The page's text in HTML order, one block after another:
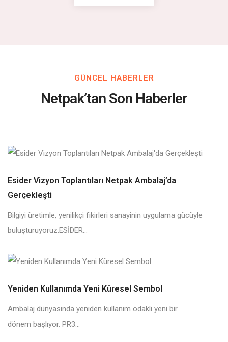
GÜNCEL HABERLER
Netpak’tan Son Haberler
Esider Vizyon Toplantıları Netpak Ambalaj’da
Gerçekleşti
Bilgiyi üretimle, yenilikçi fikirleri sanayinin uygulama gücüyle
buluşturuyoruz.ESİDER...
Yeniden Kullanımda Yeni Küresel Sembol
Ambalaj dünyasında yeniden kullanım odaklı yeni bir
dönem başlıyor. PR3...